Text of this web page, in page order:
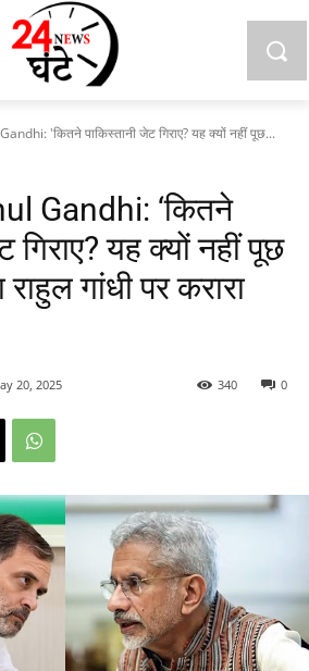
'कितने पाकिस्तानी जेट गिराए? यह क्यों नहीं पूछ...
Gandhi: ‘कितने
गिराए? यह क्यों नहीं पूछ
राहुल गांधी पर करारा
20, 2025 0
340